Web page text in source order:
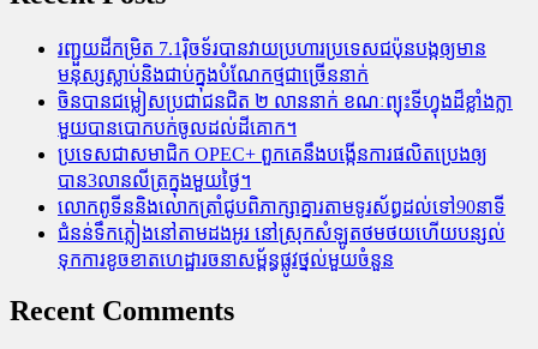
រញ្ជួយដីកម្រិត​ 7.1រ៉ិចទ័របានវាយប្រហារប្រទេសជប៉ុនបង្កឲ្យមាន
មនុស្សស្លាប់​និង​ជាប់ក្នុងបំណែកថ្មជាច្រើននាក់
ចិនបានជម្លៀសប្រជាជនជិត ២ លាននាក់ ខណៈព្យុះទីហ្វុងដ៏ខ្លាំងក្លា
មួយបានបោកបក់ចូលដល់ដីគោក។
ប្រទេសជាសមាជិក OPEC+​ ពួកគេនឹងបង្កើនការផលិតប្រេងឲ្យ
បាន3លានលីត្រក្នុងមួយថ្ងៃ។
លោកពូទីននិងលោកត្រាំជូបពិភាក្សាគ្នារតាមទូរស័ព្ធដល់ទៅ90នាទី
ជំនន់​ទឹកភ្លៀង​នៅ​តាម​ដងអូរ​ នៅ​ស្រុក​សំឡូត​ថមថយ​ហើយ​បន្សល់​
ទុក​ការ​ខូចខាត​ហេដ្ឋារចនាសម្ព័ន្ធ​ផ្លូវថ្នល់​មួយ​ចំនួន
Recent Comments